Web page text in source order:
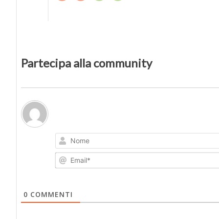
Partecipa alla community
0 COMMENTI